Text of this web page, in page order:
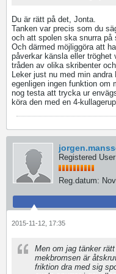
Du är rätt på det, Jonta.
Tanken var precis som du
och att spolen ska snurra på
Och därmed möjliggöra att
påverkar känsla eller
tråden av olika skribenter
Leker just nu med min
egenligen ingen funktion om
nog testa att trycka ur
köra den med en 4-
Registered User
Reg.datum:
2015-11-12, 17:35
Men om jag tänker
mekbromsen är
friktion dra med sig